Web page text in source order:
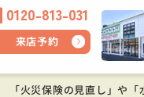
0120-813-031
来店予約
「火災保険の見直し」や